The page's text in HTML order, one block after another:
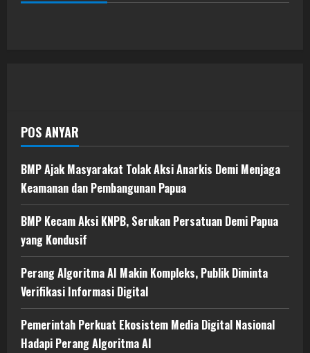
POS ANYAR
BMP Ajak Masyarakat Tolak Aksi Anarkis Demi Menjaga
Keamanan dan Pembangunan Papua
BMP Kecam Aksi KNPB, Serukan Persatuan Demi Papua
yang Kondusif
Perang Algoritma AI Makin Kompleks, Publik Diminta
Verifikasi Informasi Digital
Pemerintah Perkuat Ekosistem Media Digital Nasional
Hadapi Perang Algoritma AI